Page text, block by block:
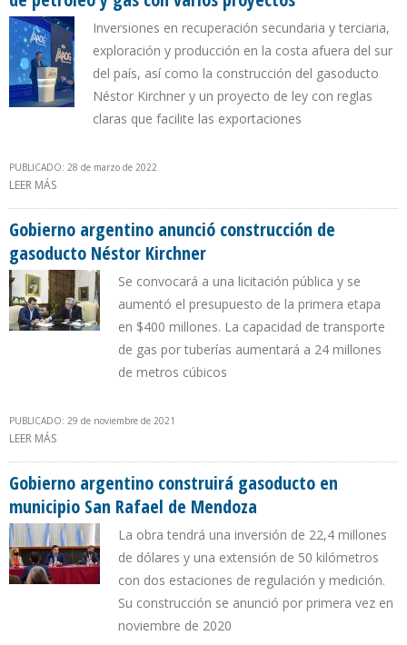
Inversiones en recuperación secundaria y terciaria,
exploración y producción en la costa afuera del sur
del país, así como la construcción del gasoducto
Néstor Kirchner y un proyecto de ley con reglas
claras que facilite las exportaciones
PUBLICADO: 28 de marzo de 2022
LEER MÁS
Gobierno argentino anunció construcción de
gasoducto Néstor Kirchner
Se convocará a una licitación pública y se
aumentó el presupuesto de la primera etapa
en $400 millones. La capacidad de transporte
de gas por tuberías aumentará a 24 millones
de metros cúbicos
PUBLICADO: 29 de noviembre de 2021
LEER MÁS
Gobierno argentino construirá gasoducto en
municipio San Rafael de Mendoza
La obra tendrá una inversión de 22,4 millones
de dólares y una extensión de 50 kilómetros
con dos estaciones de regulación y medición.
Su construcción se anunció por primera vez en
noviembre de 2020